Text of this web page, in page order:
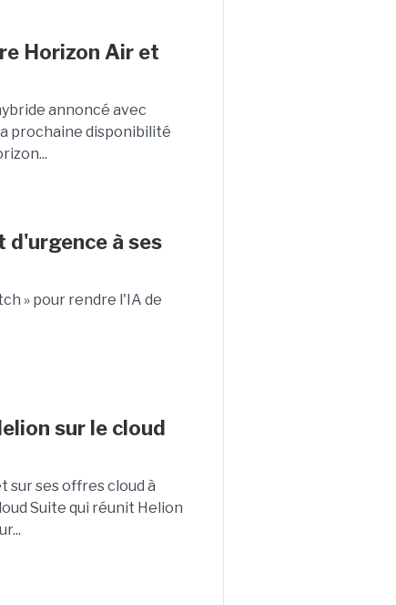
Horizon Air et
annoncé avec
prochaine disponibilité
d'urgence à ses
» pour rendre l'IA de
sur le cloud
sur ses offres cloud à
Suite qui réunit Helion